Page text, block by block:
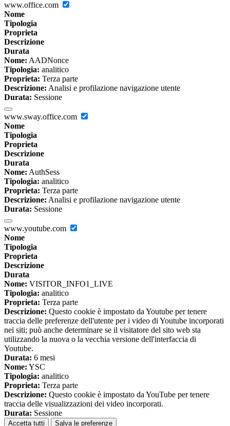
www.office.com
Nome
Tipologia
Proprieta
Descrizione
Durata
Nome: AADNonce
Tipologia: analitico
Proprieta: Terza parte
Descrizione: Analisi e profilazione navigazione utente
Durata: Sessione
www.sway.office.com
Nome
Tipologia
Proprieta
Descrizione
Durata
Nome: AuthSess
Tipologia: analitico
Proprieta: Terza parte
Descrizione: Analisi e profilazione navigazione utente
Durata: Sessione
www.youtube.com
Nome
Tipologia
Proprieta
Descrizione
Durata
Nome: VISITOR_INFO1_LIVE
Tipologia: analitico
Proprieta: Terza parte
Descrizione: Questo cookie è impostato da Youtube per tenere
traccia delle preferenze dell'utente per i video di Youtube incorporati
nei siti; può anche determinare se il visitatore del sito web sta
utilizzando la nuova o la vecchia versione dell'interfaccia di
Youtube.
Durata: 6 mesi
Nome: YSC
Tipologia: analitico
Proprieta: Terza parte
Descrizione: Questo cookie è impostato da YouTube per tenere
traccia delle visualizzazioni dei video incorporati.
Durata: Sessione
Accetta tutti Salva le preferenze